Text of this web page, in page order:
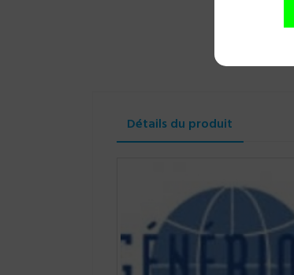
Détails du produit